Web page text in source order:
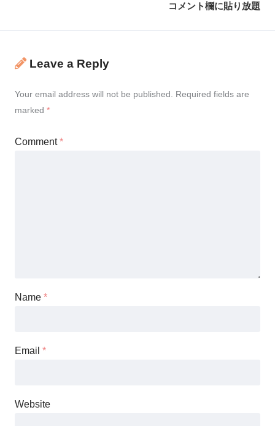
コメント欄に貼り放題
Leave a Reply
Your email address will not be published. Required fields are
marked *
Comment*
Name *
Email *
Website